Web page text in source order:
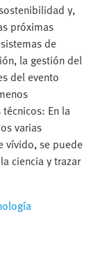
y,
próximas
de
la gestión del
del evento
En la
varias
vívido, se puede
ciencia y trazar